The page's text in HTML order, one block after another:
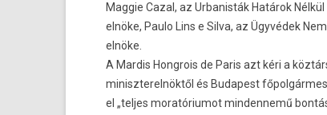
Maggie Cazal, az Urbanisták Határok
elnöke, Paulo Lins e Silva, az Ügyvédek
elnöke.
A Mardis Hongrois de Paris azt kéri a
miniszterelnöktől és Budapest
el „teljes moratóriumot mindennemű